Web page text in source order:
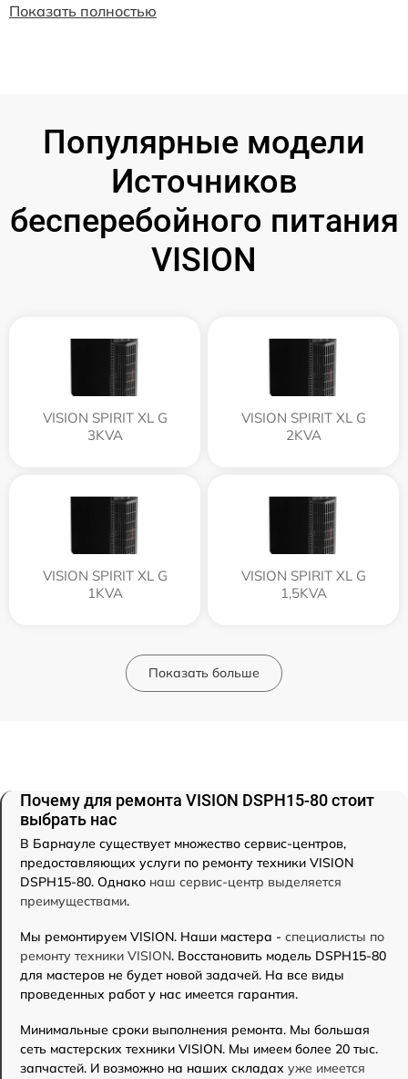
Показать полностью
Популярные модели
Источников
бесперебойного питания
VISION
VISION SPIRIT XL G
3KVA
VISION SPIRIT XL G
2KVA
VISION SPIRIT XL G
1KVA
VISION SPIRIT XL G
1,5KVA
Показать больше
Почему для ремонта VISION DSPH15-80 стоит
выбрать нас
В Барнауле существует множество сервис-центров,
предоставляющих услуги по ремонту техники VISION
DSPH15-80. Однако наш сервис-центр выделяется
преимуществами.
Мы ремонтируем VISION. Наши мастера - специалисты по
ремонту техники VISION. Восстановить модель DSPH15-80
для мастеров не будет новой задачей. На все виды
проведенных работ у нас имеется гарантия.
Минимальные сроки выполнения ремонта. Мы большая
сеть мастерских техники VISION. Мы имеем более 20 тыс.
запчастей. И возможно на наших складах уже имеется